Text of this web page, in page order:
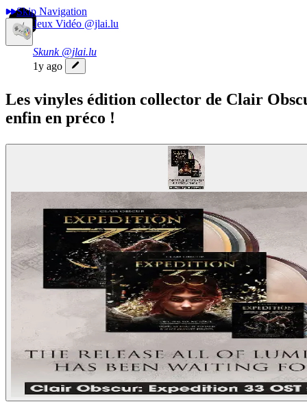
Skip Navigation
Jeux Vidéo @jlai.lu
Skunk @jlai.lu
1y ago
Les vinyles édition collector de Clair
enfin en préco !